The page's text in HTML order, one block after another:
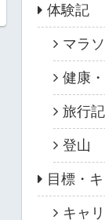
体験記
マラ
健康
旅行記
登山
目標・
キャ